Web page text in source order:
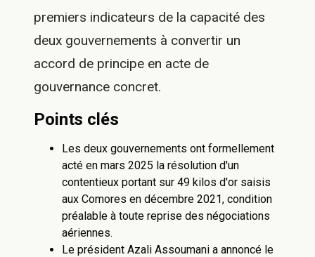
premiers indicateurs de la capacité des
deux gouvernements à convertir un
accord de principe en acte de
gouvernance concret.
Points clés
Les deux gouvernements ont formellement
acté en mars 2025 la résolution d'un
contentieux portant sur 49 kilos d'or saisis
aux Comores en décembre 2021, condition
préalable à toute reprise des négociations
aériennes.
Le président Azali Assoumani a annoncé le